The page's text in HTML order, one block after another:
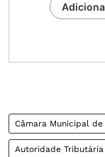
Câmara Municipal de
Autoridade Tributária